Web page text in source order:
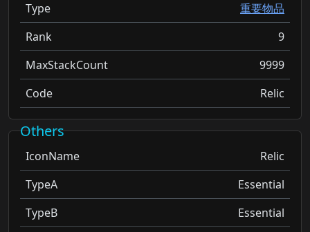
Type
重要物品
Rank
9
MaxStackCount
9999
Code
Relic
Others
IconName
Relic
TypeA
Essential
TypeB
Essential